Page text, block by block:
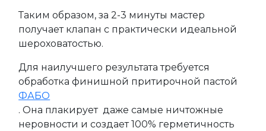
Таким образом, за 2-3 минуты мастер
получает клапан с практически идеальной
шероховатостью.
Для наилучшего результата требуется
обработка финишной притирочной пастой
ФАБО
. Она плакирует даже самые ничтожные
неровности и создает 100% герметичность